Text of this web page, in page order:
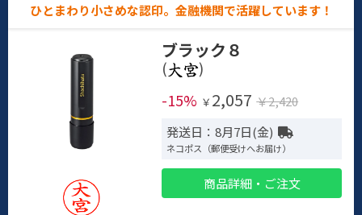
ひとまわり小さめな認印。金融機関で活躍しています！
ブラック８
(
)
-15% ￥ 2,057 ￥2,420
発送日：8月7日(金)
ネコポス（郵便受けへお届け）
商品詳細・ご注文